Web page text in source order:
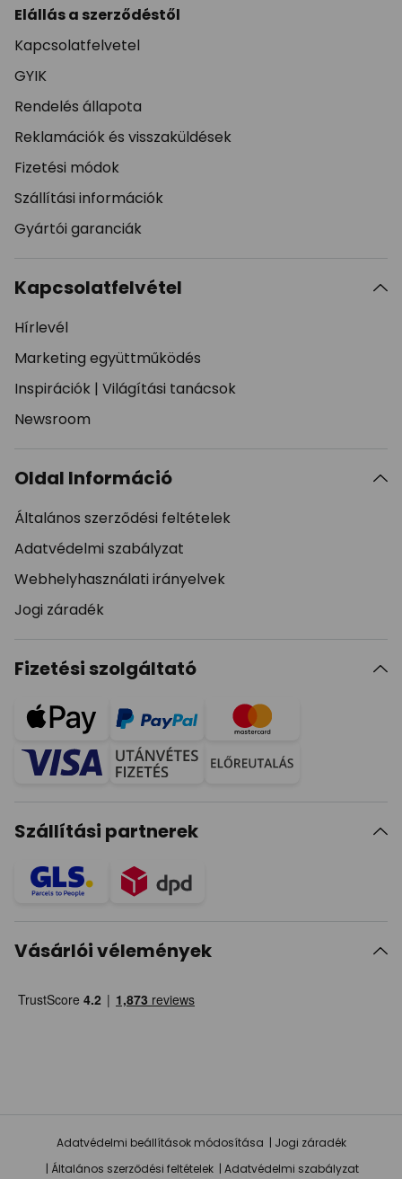
Elállás a szerződéstől
Kapcsolatfelvetel
GYIK
Rendelés állapota
Reklamációk és visszaküldések
Fizetési módok
Szállítási információk
Gyártói garanciák
Kapcsolatfelvétel
Hírlevél
Marketing együttműködés
Inspirációk | Világítási tanácsok
Newsroom
Oldal Információ
Általános szerződési feltételek
Adatvédelmi szabályzat
Webhelyhasználati irányelvek
Jogi záradék
Fizetési szolgáltató
Szállítási partnerek
Vásárlói vélemények
Adatvédelmi beállítások módosítása
Jogi záradék
Általános szerződési feltételek
Adatvédelmi szabályzat